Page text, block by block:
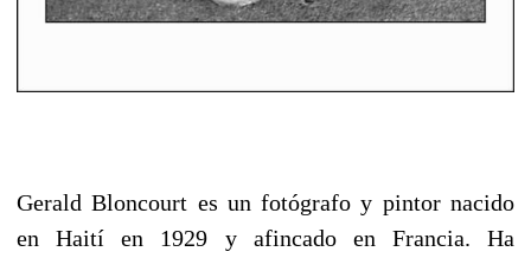
Gerald Bloncourt es un fotógrafo y pintor nacido
en Haití en 1929 y afincado en Francia. Ha